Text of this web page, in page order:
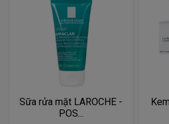
Sữa rửa mặt LAROCHE -
POS...